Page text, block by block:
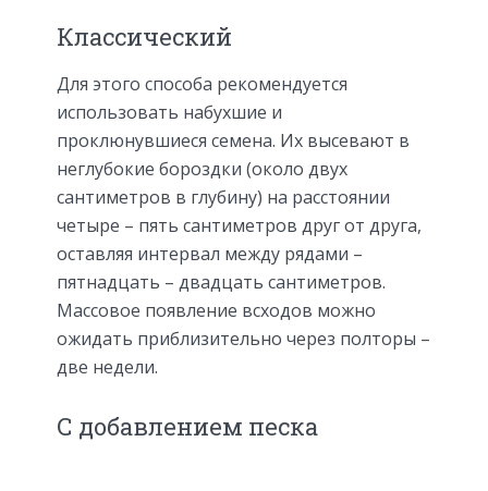
Классический
Для этого способа рекомендуется
использовать набухшие и
проклюнувшиеся семена. Их высевают в
неглубокие бороздки (около двух
сантиметров в глубину) на расстоянии
четыре – пять сантиметров друг от друга,
оставляя интервал между рядами –
пятнадцать – двадцать сантиметров.
Массовое появление всходов можно
ожидать приблизительно через полторы –
две недели.
С добавлением песка